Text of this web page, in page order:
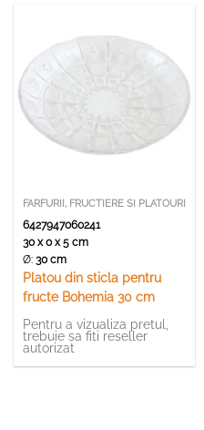
FARFURII, FRUCTIERE SI PLATOURI
6427947060241
30 x 0 x 5 cm
Ø:30 cm
Platou din sticla pentru
fructe Bohemia 30 cm
Pentru a vizualiza pretul,
trebuie sa fiti reseller
autorizat